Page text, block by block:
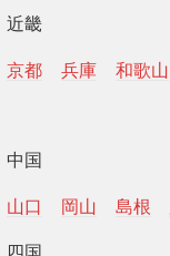
近畿
京都 兵庫 和歌山
中国
山口 岡山 島根
四国